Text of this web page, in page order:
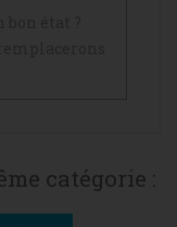
catégorie :